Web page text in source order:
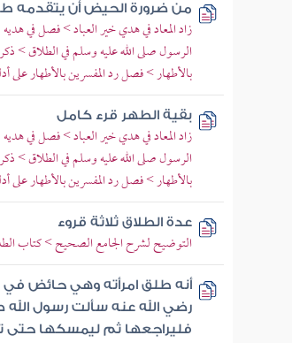
من ضرورة الحيض أن يتقدمه
زاد المعاد في هدي خير العباد > فصل في
الرسول صلى الله عليه وسلم في الطلاق >
بالأطهار > فصل رد المفسرين بالأطهار على
بقية الطهر قرء كامل
زاد المعاد في هدي خير العباد > فصل في
الرسول صلى الله عليه وسلم في الطلاق >
بالأطهار > فصل رد المفسرين بالأطهار على
عدة الطلاق ثلاثة قروء
التوضيح لشرح الجامع الصحيح > كتاب
أنه طلق امرأته وهي حائض في
رضي الله عنه سألت رسول
فليراجعها ثم ليمسكها حتى